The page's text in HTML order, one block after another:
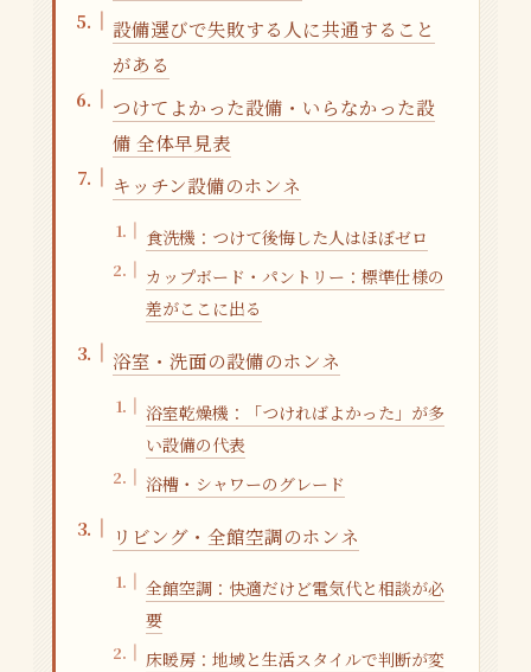
設備選びで失敗する人に共通すること
がある
つけてよかった設備・いらなかった設
備 全体早見表
キッチン設備のホンネ
食洗機：つけて後悔した人はほぼゼロ
カップボード・パントリー：標準仕様の
差がここに出る
浴室・洗面の設備のホンネ
浴室乾燥機：「つければよかった」が多
い設備の代表
浴槽・シャワーのグレード
リビング・全館空調のホンネ
全館空調：快適だけど電気代と相談が必
要
床暖房：地域と生活スタイルで判断が変